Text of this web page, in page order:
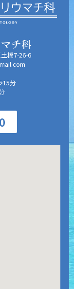
チ科
橋7-26-6
15分